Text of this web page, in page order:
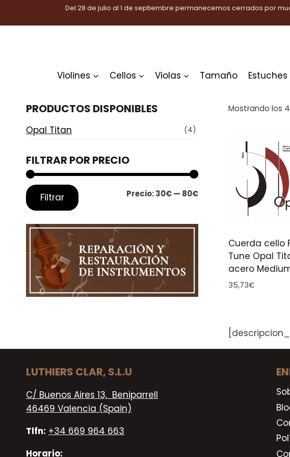
Del 28 de julio al 1 de septiembre permanecemos cerrados por
Violines Cellos Violas Tamaño Estuches
Mostrando los
Cuerda cello
Tune Opal
acero
35,73€
PRODUCTOS DISPONIBLES
Opal Titan (4)
FILTRAR POR PRECIO
Precio
Precio
Filtrar Precio:30€— 80€
LUTHIERS CLAR, S.L.U
C/ Buenos Aires 13, Beniparrell
46469 Valencia (Spain)
Tlfn: +34 669 964 663
Horario: